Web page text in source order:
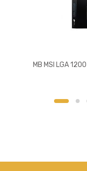
MB MSI LGA